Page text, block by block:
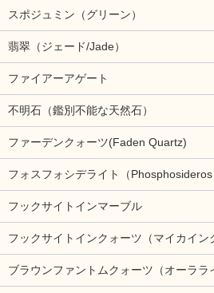
スポジュミン（グリーン）
翡翠（ジェード/Jade）
ファイアーアゲート
不明石（鑑別不能な天然石）
ファーデンクォーツ(Faden Quartz)
フォスフォシデライト（Phosphosideros
フックサイトインマーブル
フックサイトインクォーツ（マイカイン
ブラウンファントムクォーツ（オーララ